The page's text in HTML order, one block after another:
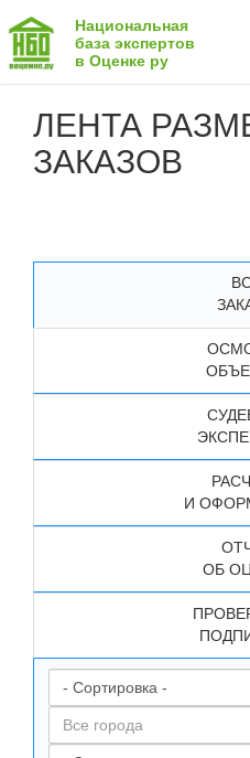
Национальная
база экспертов
в Оценке ру
ЛЕНТА
ЗАКАЗОВ
И
ОБ